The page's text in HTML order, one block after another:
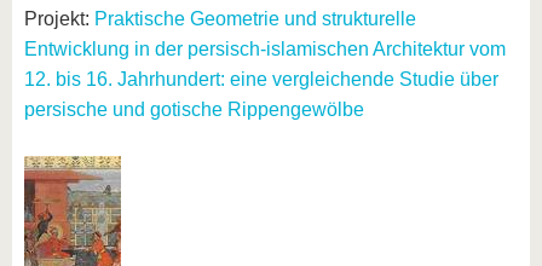
Projekt: Praktische Geometrie und strukturelle
Entwicklung in der persisch-islamischen Architektur vom
12. bis 16. Jahrhundert: eine vergleichende Studie über
persische und gotische Rippengewölbe